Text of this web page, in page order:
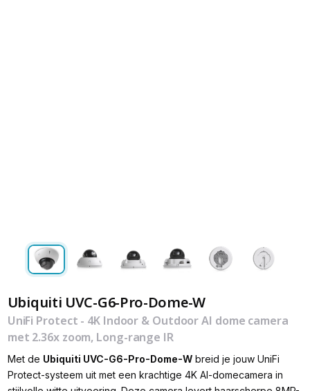
Ubiquiti UVC-G6-Pro-Dome-W
UniFi Protect - 4K Indoor & Outdoor AI dome camera
met 2.36x zoom, Long-range IR
Met de Ubiquiti UVC-G6-Pro-Dome-Wbreid je jouw UniFi
Protect-systeem uit met een krachtige 4K AI-domecamera in